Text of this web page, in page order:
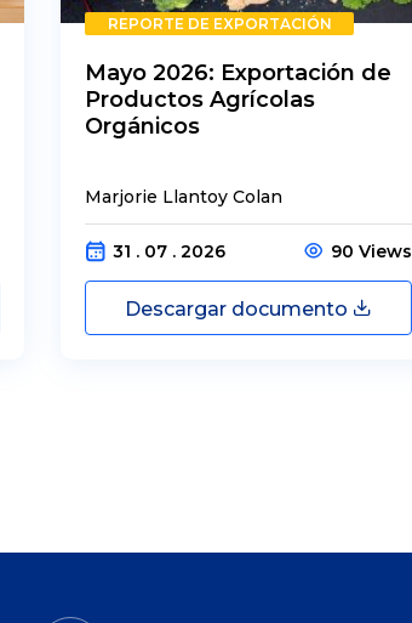
REPORTE DE EXPORTACIÓN
Mayo 2026: Exportación de
Productos Agrícolas
Orgánicos
Marjorie Llantoy Colan
31 . 07 . 2026 90 Views
Descargar documento